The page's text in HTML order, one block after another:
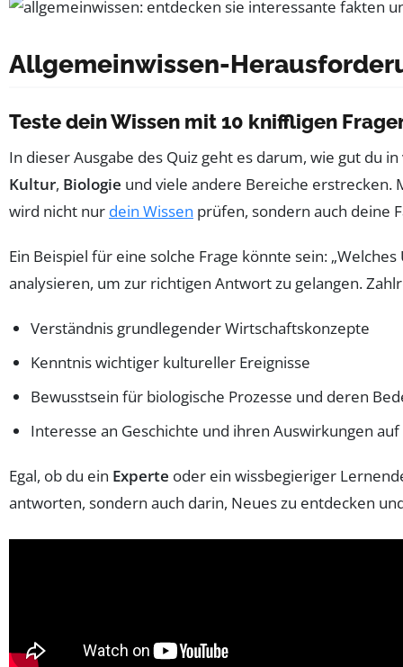
Allgemeinwissen-
Teste dein Wissen mit 10 kniffligen
In dieser Ausgabe des Quiz geht es darum, wie gut du
Kultur, Biologie und viele andere Bereiche
wird nicht nur dein Wissen prüfen, sondern auch deine
Ein Beispiel für eine solche Frage könnte sein:
analysieren, um zur richtigen Antwort zu gelangen.
Verständnis grundlegender Wirtschaftskonzepte
Kenntnis wichtiger kultureller Ereignisse
Bewusstsein für biologische Prozesse und deren
Interesse an Geschichte und ihren Auswirkungen
Egal, ob du ein Experte oder ein wissbegieriger
antworten, sondern auch darin, Neues zu entdecken